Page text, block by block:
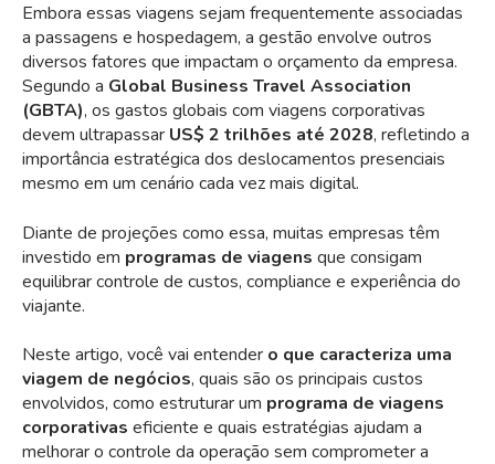
Embora essas viagens sejam frequentemente associadas
a passagens e hospedagem, a gestão envolve outros
diversos fatores que impactam o orçamento da empresa.
Segundo a Global Business Travel Association
(GBTA), os gastos globais com viagens corporativas
devem ultrapassar US$ 2 trilhões até 2028, refletindo a
importância estratégica dos deslocamentos presenciais
mesmo em um cenário cada vez mais digital.
Diante de projeções como essa, muitas empresas têm
investido em programas de viagens que consigam
equilibrar controle de custos, compliance e experiência do
viajante.
Neste artigo, você vai entender o que caracteriza uma
viagem de negócios, quais são os principais custos
envolvidos, como estruturar um programa de viagens
corporativas eficiente e quais estratégias ajudam a
melhorar o controle da operação sem comprometer a